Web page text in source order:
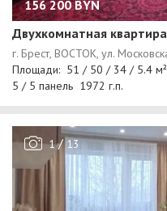
156 200 BYN
Двухкомнатная квартира
1/13